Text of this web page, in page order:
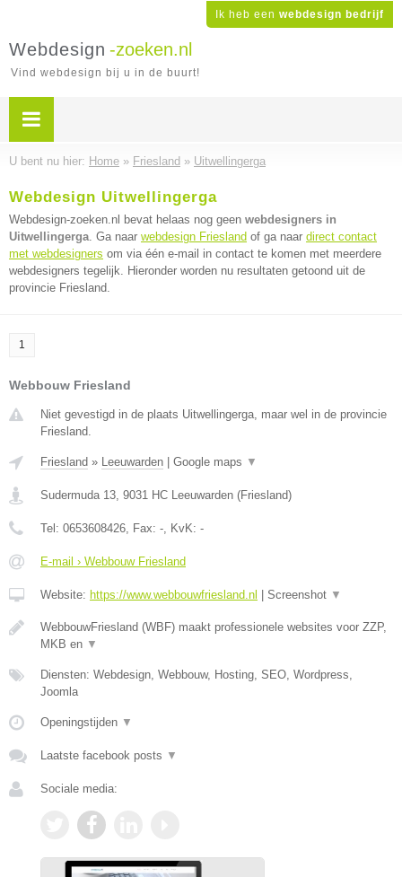
Ik heb een webdesign bedrijf
Webdesign -zoeken.nl
Vind webdesign bij u in de buurt!
U bent nu hier: Home » Friesland » Uitwellingerga
Webdesign Uitwellingerga
Webdesign-zoeken.nl bevat helaas nog geen webdesigners in
Uitwellingerga. Ga naar webdesign Friesland of ga naar direct contact
met webdesigners om via één e-mail in contact te komen met meerdere
webdesigners tegelijk. Hieronder worden nu resultaten getoond uit de
provincie Friesland.
1
Webbouw Friesland
Niet gevestigd in de plaats Uitwellingerga, maar wel in de provincie
Friesland.
Friesland » Leeuwarden Google maps ▼
Sudermuda 13, 9031 HC Leeuwarden (Friesland)
Tel: 0653608426, Fax: -, KvK: -
E-mail › Webbouw Friesland
Website: https://www.webbouwfriesland.nl Screenshot ▼
WebbouwFriesland (WBF) maakt professionele websites voor ZZP,
MKB en ▼
Diensten: Webdesign, Webbouw, Hosting, SEO, Wordpress,
Joomla
Openingstijden ▼
Laatste facebook posts ▼
Sociale media: